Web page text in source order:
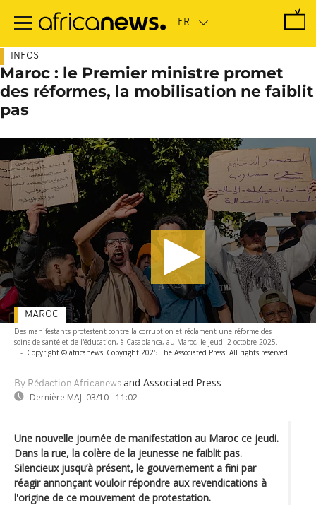
contenu
INFOS
Maroc : le Premier ministre promet
des réformes, la mobilisation ne faiblit
pas
Des manifestants protestent contre la corruption et réclament une réforme des
soins de santé et de l'éducation, à Casablanca, au Maroc, le jeudi 2 octobre 2025.
- Copyright © africanews Copyright 2025 The Associated Press. All rights reserved
By Rédaction Africanews and Associated Press
Dernière MAJ: 03/10 - 11:02
MAROC
Une nouvelle journée de manifestation au Maroc ce jeudi.
Dans la rue, la colère de la jeunesse ne faiblit pas.
Silencieux jusqu’à présent, le gouvernement a fini par
réagir annonçant vouloir répondre aux revendications à
l'origine de ce mouvement de protestation.